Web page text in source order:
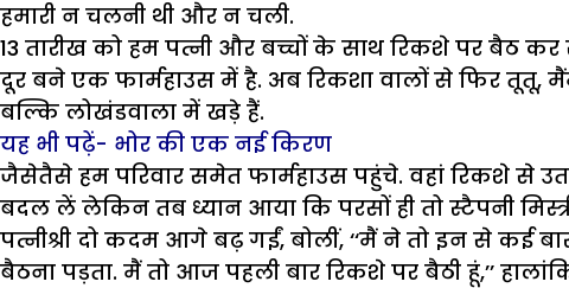
हमारी न चलनी थी और न चली.
13 तारीख को हम पत्नी और बच्चों के साथ रिकशे पर बैठ
दूर बने एक फार्महाउस में है. अब रिकशा वालों से फिर तूतू,
बल्कि लोखंडवाला में खड़े हैं.
यह भी पढ़ें- भोर की एक नई किरण
जैसेतैसे हम परिवार समेत फार्महाउस पहुंचे. वहां रिकशे से
बदल लें लेकिन तब ध्यान आया कि परसों ही तो स्टैपनी
पत्नीश्री दो कदम आगे बढ़ गईं, बोलीं, ‘‘मैं ने तो इन से
बैठना पड़ता. मैं तो आज पहली बार रिकशे पर बैठी हूं,’’